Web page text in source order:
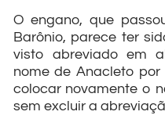
O engano, que
Barônio, parece ter
visto abreviado em
nome de Anacleto
colocar novamente o
sem excluir a